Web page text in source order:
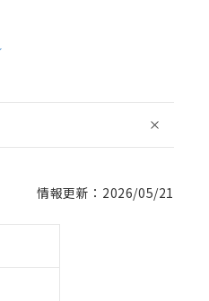
情報更新：2026/05/21